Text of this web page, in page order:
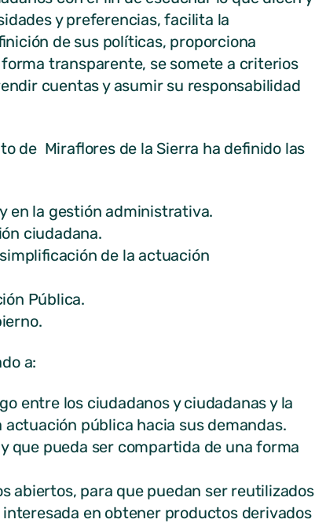
y preferencias, facilita la
de sus políticas, proporciona
transparente, se somete a criterios
cuentas y asumir su responsabilidad
de Miraflores de la Sierra ha definido las
en la gestión administrativa.
ciudadana.
de la actuación
Pública.
a:
entre los ciudadanos y ciudadanas y la
pública hacia sus demandas.
que pueda ser compartida de una forma
abiertos, para que puedan ser reutilizados
en obtener productos derivados